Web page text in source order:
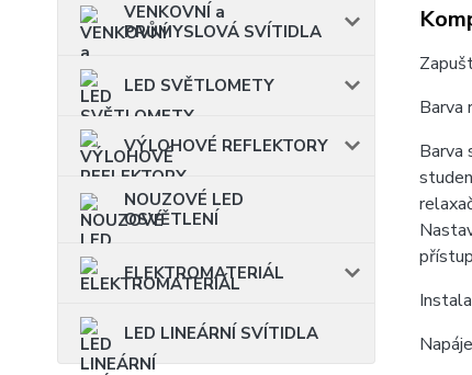
VENKOVNÍ a
PRŮMYSLOVÁ SVÍTIDLA
LED SVĚTLOMETY
VÝLOHOVÉ REFLEKTORY
NOUZOVÉ LED
OSVĚTLENÍ
ELEKTROMATERIÁL
LED LINEÁRNÍ SVÍTIDLA
Barva
Barva